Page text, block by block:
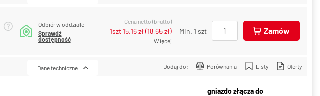
Odbiór w oddziale
Sprawdź
dostępność
Cena netto (brutto)
+1szt15,16 zł(18,65 zł)
Więcej
Min. 1 szt Zamów
Dodaj do: Porównania Listy Oferty
Dane techniczne
gniazdo złącza do